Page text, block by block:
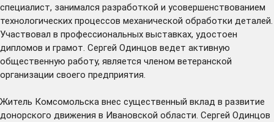
специалист, занимался разработкой и усовершенствованием
технологических процессов механической обработки деталей.
Участвовал в профессиональных выставках, удостоен
дипломов и грамот. Сергей Одинцов ведет активную
общественную работу, является членом ветеранской
организации своего предприятия.
Житель Комсомольска внес существенный вклад в развитие
донорского движения в Ивановской области. Сергей Одинцов